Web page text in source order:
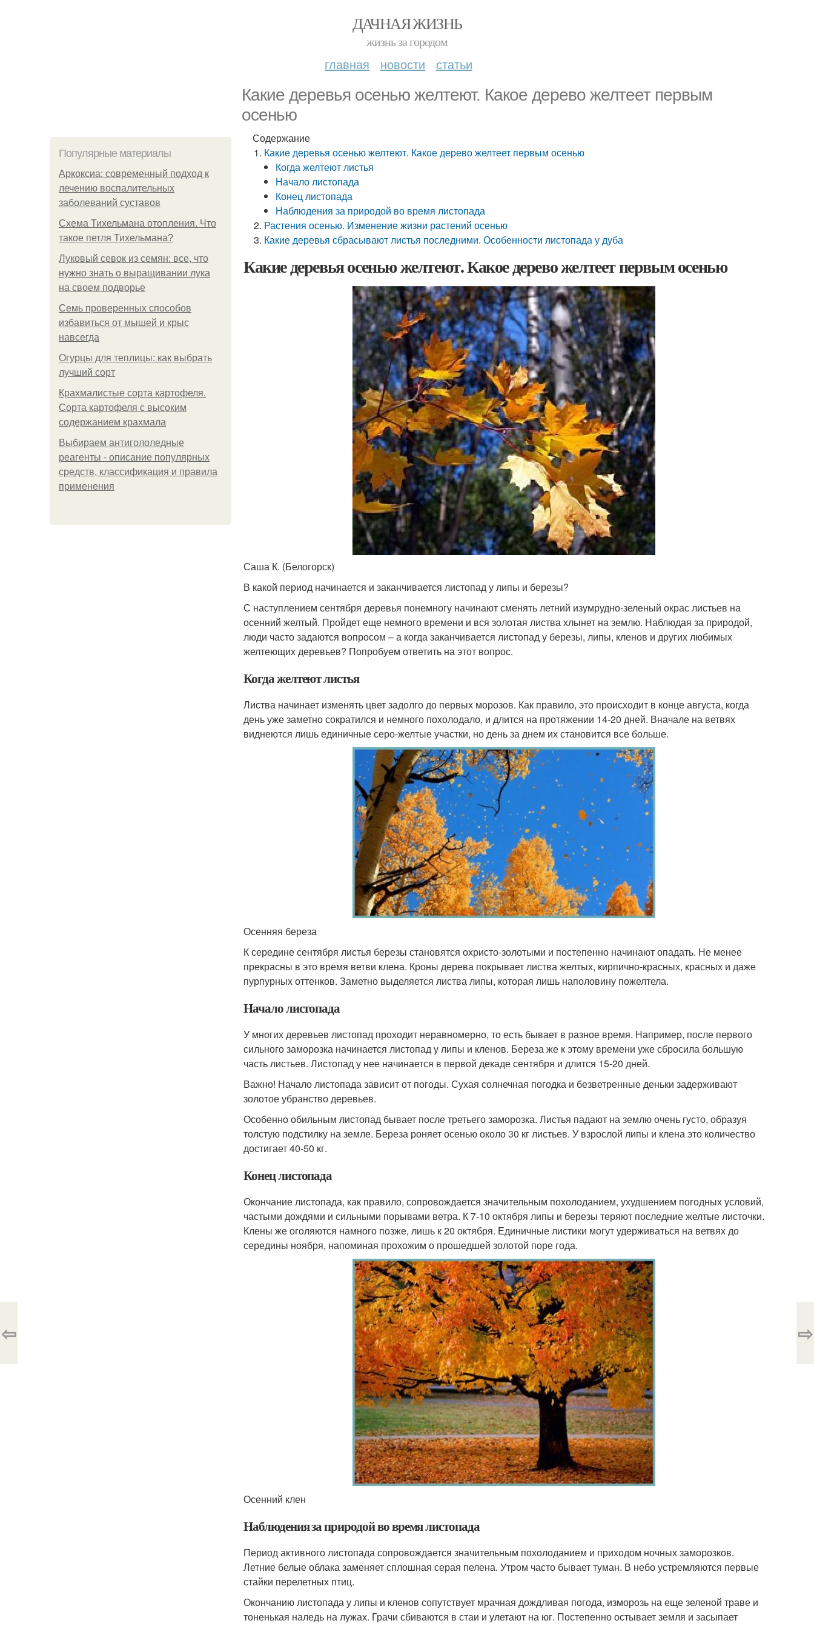
ДАЧНАЯ ЖИЗНЬ
жизнь за городом
главная новости статьи
Какие деревья осенью желтеют. Какое дерево желтеет первым
осенью
Популярные материалы
Аркоксиа: современный подход к
лечению воспалительных
заболеваний суставов
Схема Тихельмана отопления. Что
такое петля Тихельмана?
Луковый севок из семян: все, что
нужно знать о выращивании лука
на своем подворье
Семь проверенных способов
избавиться от мышей и крыс
навсегда
Огурцы для теплицы: как выбрать
лучший сорт
Крахмалистые сорта картофеля.
Сорта картофеля с высоким
содержанием крахмала
Выбираем антигололедные
реагенты - описание популярных
средств, классификация и правила
применения
Содержание
Какие деревья осенью желтеют. Какое дерево желтеет первым осенью
Когда желтеют листья
Начало листопада
Конец листопада
Наблюдения за природой во время листопада
Растения осенью. Изменение жизни растений осенью
Какие деревья сбрасывают листья последними. Особенности листопада у дуба
Какие деревья осенью желтеют. Какое дерево желтеет первым осенью
Саша К. (Белогорск)
В какой период начинается и заканчивается листопад у липы и березы?
С наступлением сентября деревья понемногу начинают сменять летний изумрудно-зеленый окрас листьев на
осенний желтый. Пройдет еще немного времени и вся золотая листва хлынет на землю. Наблюдая за природой,
люди часто задаются вопросом – а когда заканчивается листопад у березы, липы, кленов и других любимых
желтеющих деревьев? Попробуем ответить на этот вопрос.
Когда желтеют листья
Листва начинает изменять цвет задолго до первых морозов. Как правило, это происходит в конце августа, когда
день уже заметно сократился и немного похолодало, и длится на протяжении 14-20 дней. Вначале на ветвях
виднеются лишь единичные серо-желтые участки, но день за днем их становится все больше.
Осенняя береза
К середине сентября листья березы становятся охристо-золотыми и постепенно начинают опадать. Не менее
прекрасны в это время ветви клена. Кроны дерева покрывает листва желтых, кирпично-красных, красных и даже
пурпурных оттенков. Заметно выделяется листва липы, которая лишь наполовину пожелтела.
Начало листопада
У многих деревьев листопад проходит неравномерно, то есть бывает в разное время. Например, после первого
сильного заморозка начинается листопад у липы и кленов. Береза же к этому времени уже сбросила большую
часть листьев. Листопад у нее начинается в первой декаде сентября и длится 15-20 дней.
Важно! Начало листопада зависит от погоды. Сухая солнечная погодка и безветренные деньки задерживают
золотое убранство деревьев.
Особенно обильным листопад бывает после третьего заморозка. Листья падают на землю очень густо, образуя
толстую подстилку на земле. Береза роняет осенью около 30 кг листьев. У взрослой липы и клена это количество
достигает 40-50 кг.
Конец листопада
Окончание листопада, как правило, сопровождается значительным похолоданием, ухудшением погодных условий,
частыми дождями и сильными порывами ветра. К 7-10 октября липы и березы теряют последние желтые листочки.
Клены же оголяются намного позже, лишь к 20 октября. Единичные листики могут удерживаться на ветвях до
середины ноября, напоминая прохожим о прошедшей золотой поре года.
Осенний клен
Наблюдения за природой во время листопада
Период активного листопада сопровождается значительным похолоданием и приходом ночных заморозков.
Летние белые облака заменяет сплошная серая пелена. Утром часто бывает туман. В небо устремляются первые
стайки перелетных птиц.
Окончанию листопада у липы и кленов сопутствует мрачная дождливая погода, изморозь на еще зеленой траве и
тоненькая наледь на лужах. Грачи сбиваются в стаи и улетают на юг. Постепенно остывает земля и засыпает
⇦ ⇨